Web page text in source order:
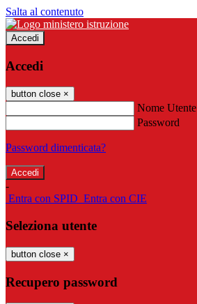
Salta al contenuto
Accedi
Accedi
button close ×
Nome Utente
Password
Password dimenticata?
-
Entra con SPID Entra con CIE
Seleziona utente
button close ×
Recupero password